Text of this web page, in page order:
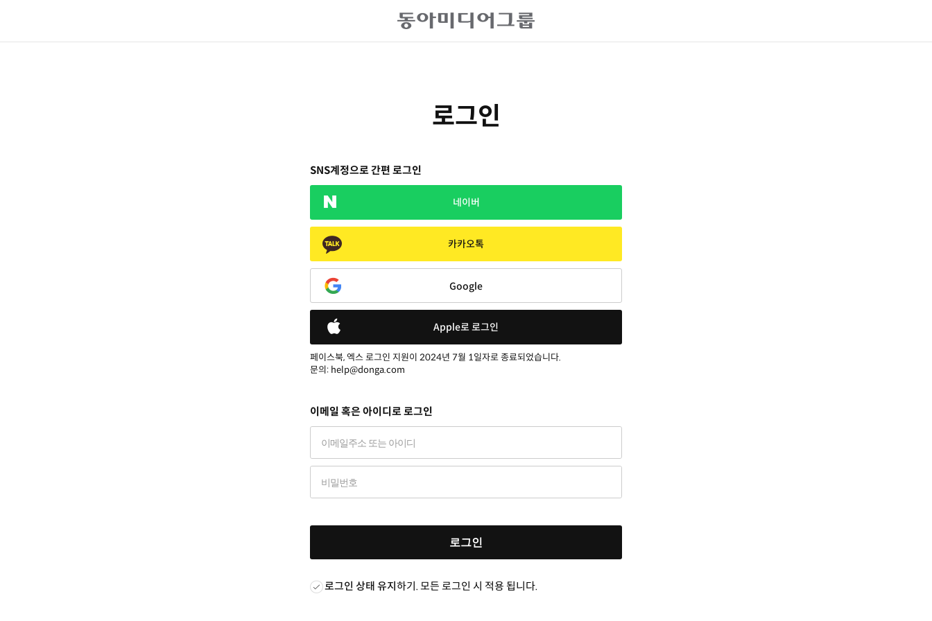
로그인
SNS계정으로 간편 로그인
네이버
카카오톡
Google
Apple로 로그인
페이스북, 엑스 로그인 지원이 2024년 7월 1일자로 종료되었습니다.
문의: help@donga.com
이메일 혹은 아이디로 로그인
로그인
로그인 상태 유지하기. 모든 로그인 시 적용 됩니다.